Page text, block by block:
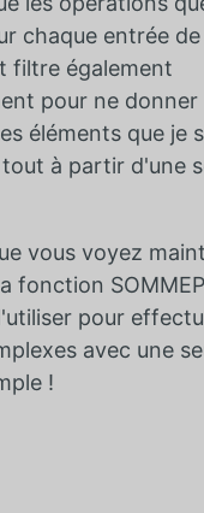
chaque entrée
filtre également
pour ne donner
éléments que je
à partir d'une
vous voyez
fonction
pour
avec une
!